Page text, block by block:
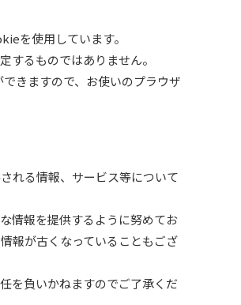
を使用しています。
するものではありません。
きますので、お使いのプラウザ
れる情報、サービス等について
情報を提供するように努めてお
報が古くなっていることもござ
を負いかねますのでご了承くだ